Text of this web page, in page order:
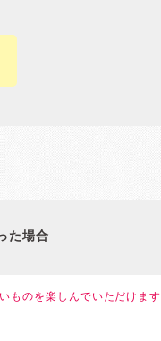
た場合
ものを楽しんでいただけます